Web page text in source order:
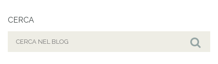
CERCA